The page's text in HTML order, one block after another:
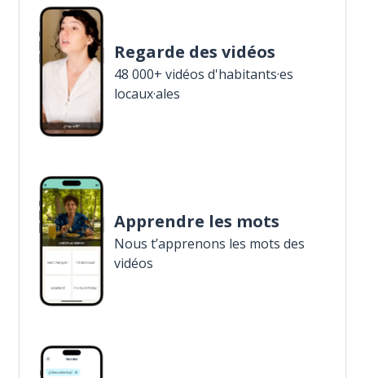
Regarde des vidéos
48 000+ vidéos d'habitants·es
locaux·ales
Apprendre les mots
Nous t’apprenons les mots des
vidéos